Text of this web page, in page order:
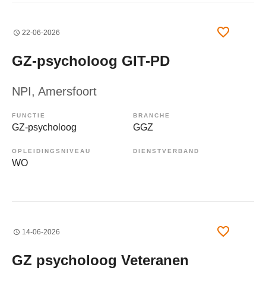
22-06-2026
GZ-psycholoog GIT-PD
NPI, Amersfoort
FUNCTIE
GZ-psycholoog
BRANCHE
GGZ
OPLEIDINGSNIVEAU
WO
DIENSTVERBAND
14-06-2026
GZ psycholoog Veteranen